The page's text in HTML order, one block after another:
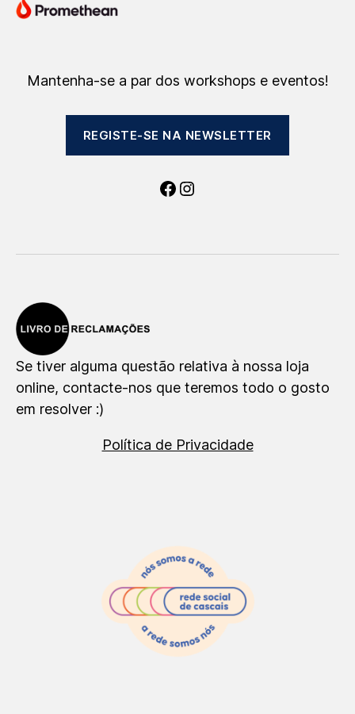
Mantenha-se a par dos workshops e eventos!
REGISTE-SE NA NEWSLETTER
Facebook
Instagram
Se tiver alguma questão relativa à nossa loja
online, contacte-nos que teremos todo o gosto
em resolver :)
Política de Privacidade